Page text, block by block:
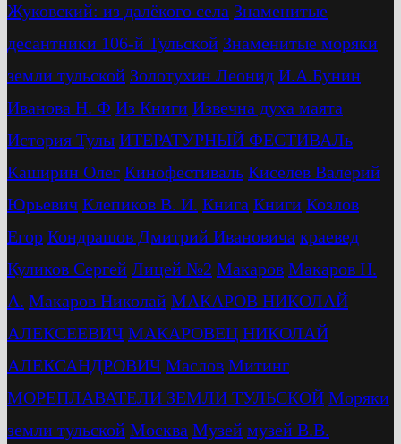
Жуковский: из далёкого села Знаменитые
десантники 106-й Тульской Знаменитые моряки
земли тульской Золотухин Леонид И.А.Бунин
Иванова Н. Ф Из Книги Извечна духа маята
История Тулы ИТЕРАТУРНЫЙ ФЕСТИВАЛь
Каширин Олег Кинофестиваль Киселев Валерий
Юрьевич Клепиков В. И. Книга Книги Козлов
Егор Кондрашов Дмитрий Ивановича краевед
Куликов Сергей Лицей №2 Макаров Макаров Н.
А. Макаров Николай МАКАРОВ НИКОЛАЙ
АЛЕКСЕЕВИЧ МАКАРОВЕЦ НИКОЛАЙ
АЛЕКСАНДРОВИЧ Маслов Митинг
МОРЕПЛАВАТЕЛИ ЗЕМЛИ ТУЛЬСКОЙ Моряки
земли тульской Москва Музей музей В.В.